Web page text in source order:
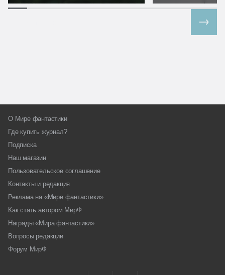
О Мире фантастики
Где купить журнал?
Подписка
Наш магазин
Пользовательское соглашение
Контакты и редакция
Реклама на «Мире фантастики»
Как стать автором МирФ
Награды «Мира фантастики»
Вопросы редакции
Форум МирФ